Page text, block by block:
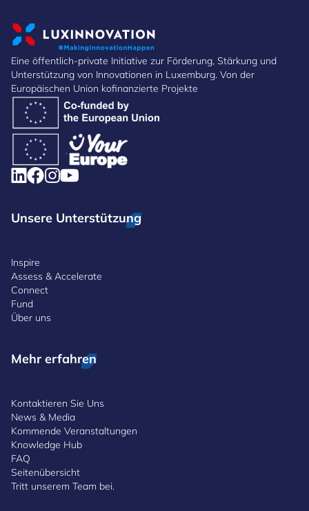
Eine öffentlich-private Initiative zur Förderung, Stärkung und
Unterstützung von Innovationen in Luxemburg. Von der
Europäischen Union kofinanzierte Projekte
Unsere Unterstützung
Inspire
Assess & Accelerate
Connect
Fund
Über uns
Mehr erfahren
Kontaktieren Sie Uns
News & Media
Kommende Veranstaltungen
Knowledge Hub
FAQ
Seitenübersicht
Tritt unserem Team bei.